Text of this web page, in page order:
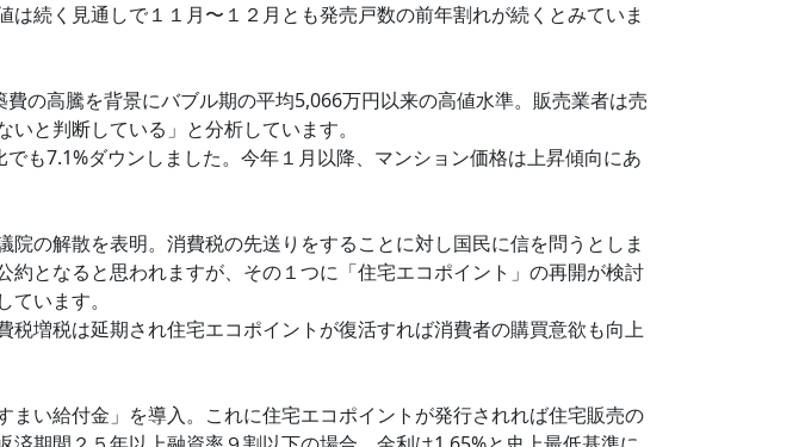
続く見通しで１１月〜１２月とも発売戸数の前年割れが続くとみていま
の高騰を背景にバブル期の平均5,066万円以来の高値水準。販売業者は売
と判断している」と分析しています。
も7.1%ダウンしました。今年１月以降、マンション価格は上昇傾向にあ
の解散を表明。消費税の先送りをすることに対し国民に信を問うとしま
となると思われますが、その１つに「住宅エコポイント」の再開が検討
います。
増税は延期され住宅エコポイントが復活すれば消費者の購買意欲も向上
い給付金」を導入。これに住宅エコポイントが発行されれば住宅販売の